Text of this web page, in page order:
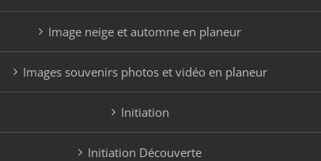
Image neige et automne en planeur
Images souvenirs photos et vidéo en planeur
Initiation
Initiation Découverte